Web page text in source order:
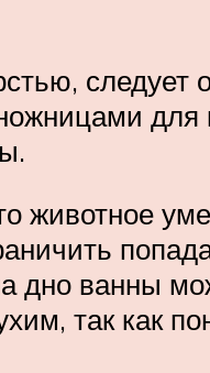
следует
для
животное
дно ванны
так как